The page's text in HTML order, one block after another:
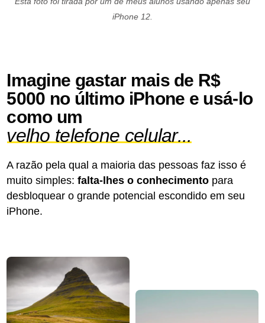
iPhone 12.
Imagine gastar mais de R$
5000 no último iPhone e usá-lo
como um
velho telefone celular...
A razão pela qual a maioria das pessoas faz isso é
muito simples:falta-lhes o conhecimento para
desbloquear o grande potencial escondido em seu
iPhone.